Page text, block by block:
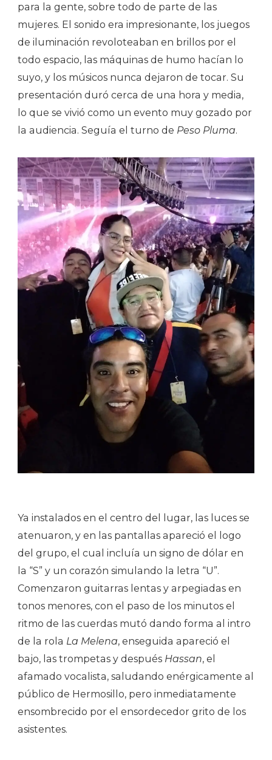
para la gente, sobre todo de parte de las
mujeres. El sonido era impresionante, los juegos
de iluminación revoloteaban en brillos por el
todo espacio, las máquinas de humo hacían lo
suyo, y los músicos nunca dejaron de tocar. Su
presentación duró cerca de una hora y media,
lo que se vivió como un evento muy gozado por
la audiencia. Seguía el turno de Peso Pluma.
Ya instalados en el centro del lugar, las luces se
atenuaron, y en las pantallas apareció el logo
del grupo, el cual incluía un signo de dólar en
la “S” y un corazón simulando la letra “U”.
Comenzaron guitarras lentas y arpegiadas en
tonos menores, con el paso de los minutos el
ritmo de las cuerdas mutó dando forma al intro
de la rola La Melena, enseguida apareció el
bajo, las trompetas y después Hassan, el
afamado vocalista, saludando enérgicamente al
público de Hermosillo, pero inmediatamente
ensombrecido por el ensordecedor grito de los
asistentes.